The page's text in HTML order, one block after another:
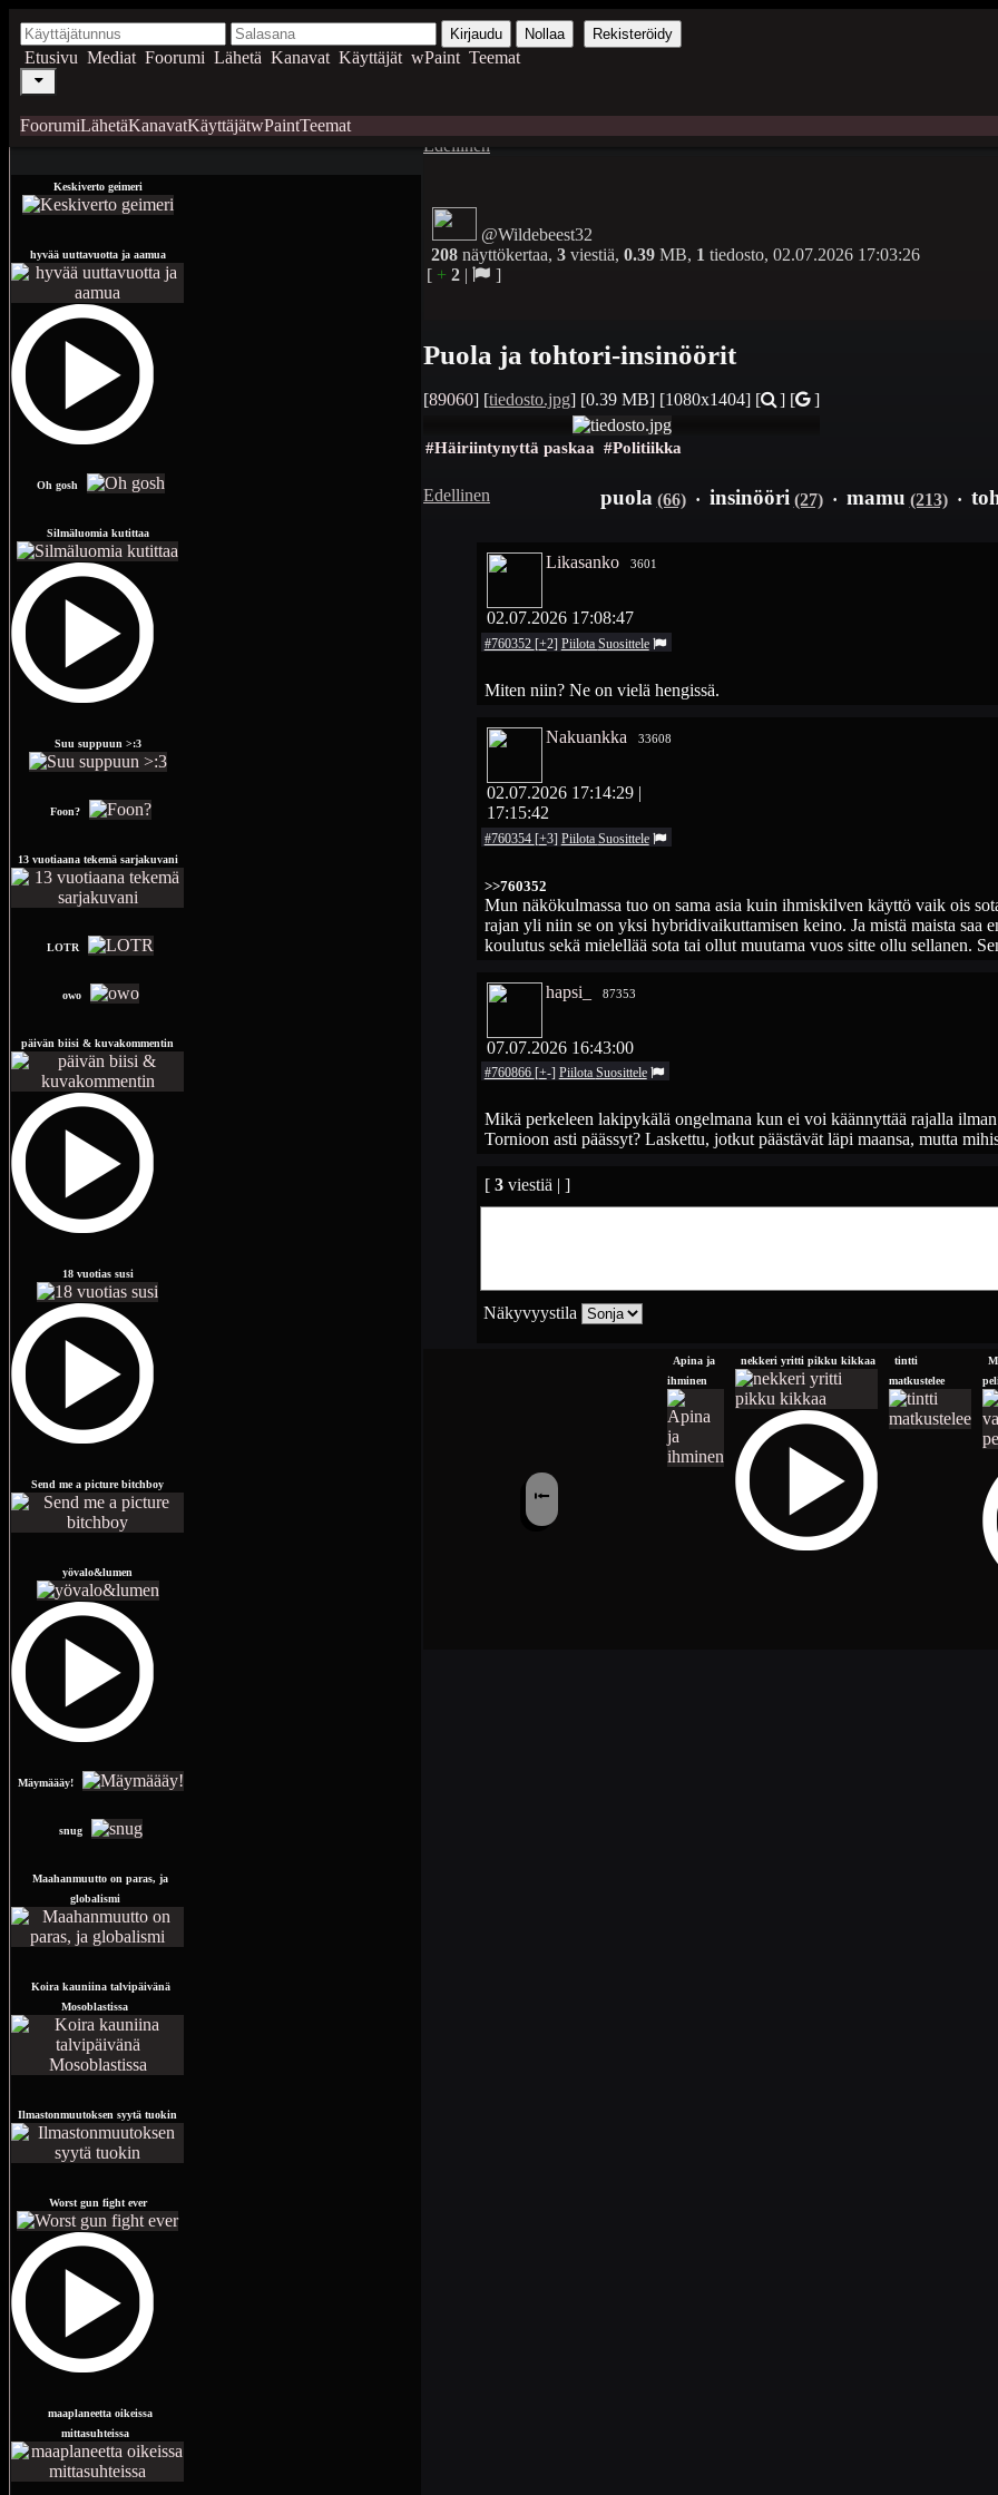
Kirjaudu Nollaa Rekisteröidy
Etusivu Mediat Foorumi Lähetä Kanavat Käyttäjät wPaint Teemat
FoorumiLähetäKanavatKäyttäjätwPaintTeemat
Keskiverto geimeri
hyvää uuttavuotta ja aamua
Oh gosh
Silmäluomia kutittaa
Suu suppuun >:3
Foon?
13 vuotiaana tekemä sarjakuvani
LOTR
owo
päivän biisi & kuvakommentin
18 vuotias susi
Send me a picture bitchboy
yövalo&lumen
Mäymäääy!
snug
Maahanmuutto on paras, ja
globalismi
Koira kauniina talvipäivänä
Mosoblastissa
Ilmastonmuutoksen syytä tuokin
Worst gun fight ever
maaplaneetta oikeissa
mittasuhteissa
Edellinen
@Wildebeest32
208 näyttökertaa, 3 viestiä, 0.39 MB, 1 tiedosto, 02.07.2026 17:03:26
[ + 2 | ]
Puola ja tohtori-insinöörit
[89060] [tiedosto.jpg] [0.39 MB] [1080x1404] [ ] [ ]
#Häiriintynyttä paskaa #Politiikka
Edellinen puola (66) · insinööri (27) · mamu (213) ·
Likasanko 3601
02.07.2026 17:08:47
#760352 [+2] Piilota Suosittele
Miten niin? Ne on vielä hengissä.
Nakuankka 33608
02.07.2026 17:14:29 |
17:15:42
#760354 [+3] Piilota Suosittele
>>760352
Mun näkökulmassa tuo on sama asia kuin ihmiskilven käyttö vaik ois
rajan yli niin se on yksi hybridivaikuttamisen keino. Ja mistä maista saa
koulutus sekä mielellää sota tai ollut muutama vuos sitte ollu sellanen.
hapsi_ 87353
07.07.2026 16:43:00
#760866 [+-] Piilota Suosittele
Mikä perkeleen lakipykälä ongelmana kun ei voi käännyttää rajalla
Tornioon asti päässyt? Laskettu, jotkut päästävät läpi maansa, mutta
[ 3viestiä | ]
Näkyvyystila
⭰
Apina ja
ihminen
nekkeri yritti pikku kikkaa
tintti
matkustelee